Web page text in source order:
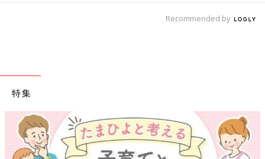
Recommended by
特集